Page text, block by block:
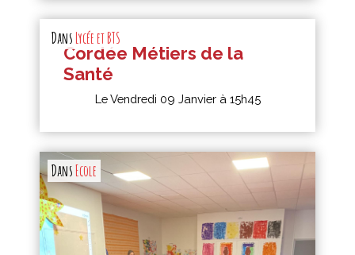
DansLycée et BTS
Cordée Métiers de la
Santé
Le Vendredi 09 Janvier à 15h45
DansEcole